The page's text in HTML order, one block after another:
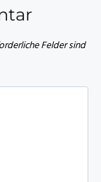
Felder sind